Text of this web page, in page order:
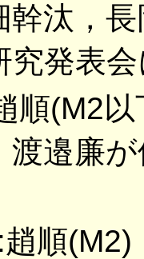
幹汰，
究発表
順(M2
渡邉廉
順